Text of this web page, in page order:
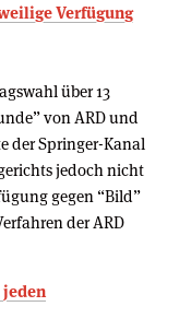
Verfügung
über 13
von ARD und
der Springer-Kanal
jedoch nicht
gegen “Bild”
der ARD
jeden